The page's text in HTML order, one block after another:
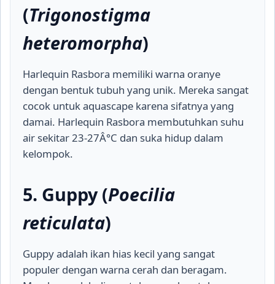
(Trigonostigma
heteromorpha)
Harlequin Rasbora memiliki warna oranye
dengan bentuk tubuh yang unik. Mereka sangat
cocok untuk aquascape karena sifatnya yang
damai. Harlequin Rasbora membutuhkan suhu
air sekitar 23-27Â°C dan suka hidup dalam
kelompok.
5. Guppy (Poecilia
reticulata)
Guppy adalah ikan hias kecil yang sangat
populer dengan warna cerah dan beragam.